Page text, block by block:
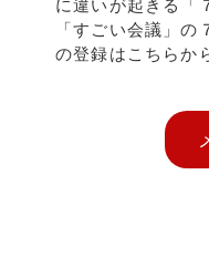
に違いが起きる「
「すごい会議」
の登録はこちらか